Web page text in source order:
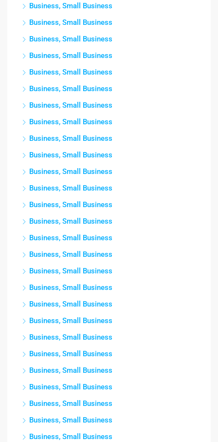
Business, Small Business
Business, Small Business
Business, Small Business
Business, Small Business
Business, Small Business
Business, Small Business
Business, Small Business
Business, Small Business
Business, Small Business
Business, Small Business
Business, Small Business
Business, Small Business
Business, Small Business
Business, Small Business
Business, Small Business
Business, Small Business
Business, Small Business
Business, Small Business
Business, Small Business
Business, Small Business
Business, Small Business
Business, Small Business
Business, Small Business
Business, Small Business
Business, Small Business
Business, Small Business
Business, Small Business